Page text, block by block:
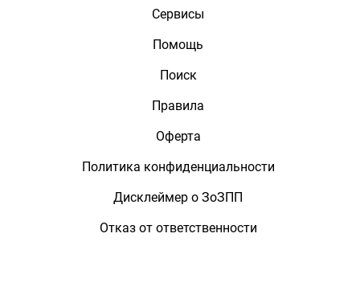
Сервисы
Помощь
Поиск
Правила
Оферта
Политика конфиденциальности
Дисклеймер о ЗоЗПП
Отказ от ответственности